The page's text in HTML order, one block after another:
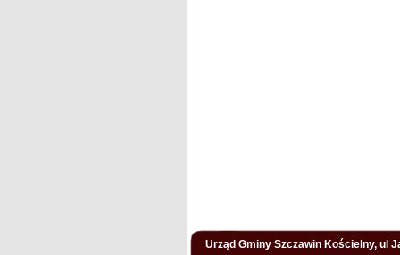
Urząd Gminy Szczawin Kościelny, ul